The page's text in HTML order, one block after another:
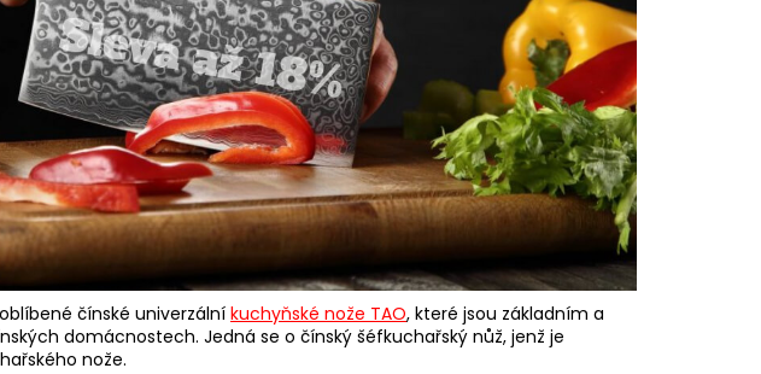
čínské univerzální kuchyňské nože TAO, které jsou základním a
domácnostech. Jedná se o čínský šéfkuchařský nůž, jenž je
nože.